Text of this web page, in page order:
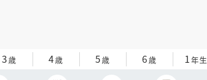
3歳 4歳 5歳 6歳 1年生